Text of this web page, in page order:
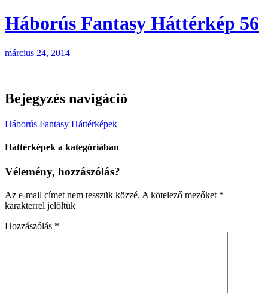
Háborús Fantasy Háttérkép 56
március 24, 2014
Bejegyzés navigáció
Háborús Fantasy Háttérképek
Háttérképek a kategóriában
Vélemény, hozzászólás?
Az e-mail címet nem tesszük közzé. A kötelező mezőket *
karakterrel jelöltük
Hozzászólás *